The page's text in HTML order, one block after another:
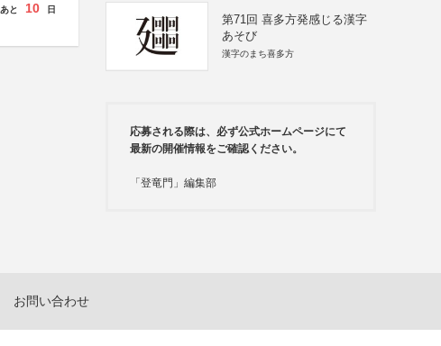
あと 10 日
第71回 喜多方発感じる漢字
あそび
漢字のまち喜多方
応募される際は、必ず公式ホームページにて
最新の開催情報をご確認ください。
「登竜門」編集部
お問い合わせ